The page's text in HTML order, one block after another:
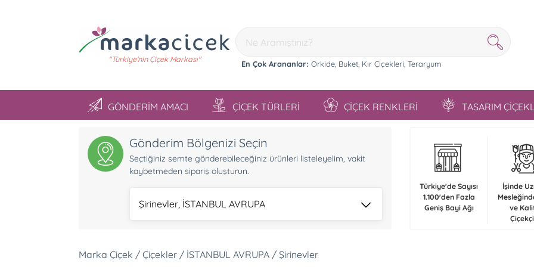
"Türkiye'nin Çiçek Markası" En Çok Arananlar: Orkide, Buket, Kır Çiçekleri, Teraryum
GÖNDERİM AMACI ÇİÇEK TÜRLERİ ÇİÇEK RENKLERİ TASARIM
Gönderim Bölgenizi Seçin
Seçtiğiniz semte gönderebileceğiniz ürünleri listeleyelim, vakit
kaybetmeden sipariş oluşturun.
Şirinevler, İSTANBUL AVRUPA
Türkiye'de Sayısı
1.100'den Fazla
Geniş Bayi Ağı
İşinde
ve
Marka Çiçek / Çiçekler / İSTANBUL AVRUPA / Şirinevler